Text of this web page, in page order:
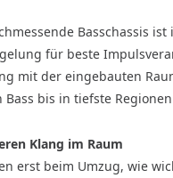
Basschassis
für beste
mit der eingebauten
bis in tiefste
Klang im Raum
erst beim Umzug, wie